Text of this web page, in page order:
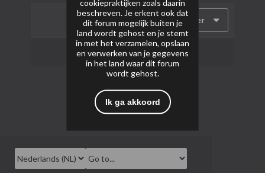
Filter
Geen onderwerpen gevonden.
cookiepraktijken zoals daarin
beschreven. Je erkent ook dat
dit forum mogelijk buiten je
land wordt gehost en je stemt
in met het verzamelen, opslaan
en verwerken van je gegevens
in het land waar dit forum
wordt gehost.
Ik ga akkoord